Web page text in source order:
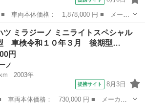
名： タント ■ グレード名： カスタム
未使用車／禁煙／スマートアシストＩＩＩ
ト
ツ ミラジーノ ミニライトスペシャル
車検令和１０年３月 後期型…
円
ノ
2003年
提携サイト 8月3日